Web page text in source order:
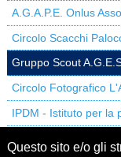
Questo sito e/o gli
A.G.A.P.E. Onlus
Circolo Scacchi
Gruppo Scout
Circolo Fotografico
IPDM - Istituto per la